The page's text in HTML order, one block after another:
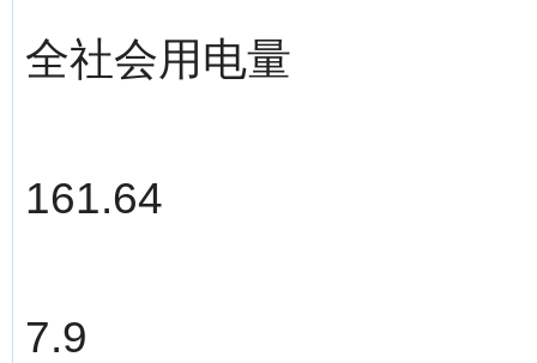
全社会用电量
161.64
7.9